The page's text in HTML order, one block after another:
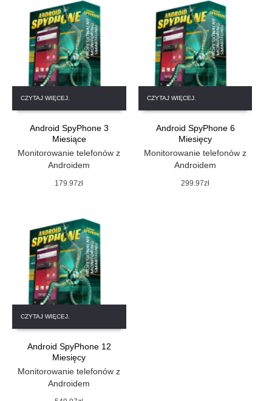
CZYTAJ WIĘCEJ.
Android SpyPhone 3
Miesiące
Monitorowanie telefonów z
Androidem
179.97zł
CZYTAJ WIĘCEJ.
Android SpyPhone 6
Miesięcy
Monitorowanie telefonów z
Androidem
299.97zł
CZYTAJ WIĘCEJ.
Android SpyPhone 12
Miesięcy
Monitorowanie telefonów z
Androidem